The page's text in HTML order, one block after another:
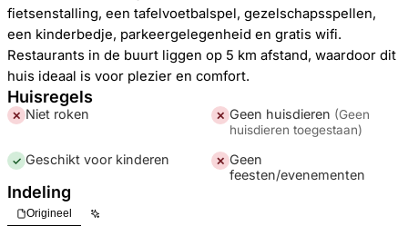
fietsenstalling, een tafelvoetbalspel, gezelschapsspellen,
een kinderbedje, parkeergelegenheid en gratis wifi.
Restaurants in de buurt liggen op 5 km afstand, waardoor dit
huis ideaal is voor plezier en comfort.
Huisregels
✕ Niet roken ✕ Geen huisdieren (Geen
huisdieren toegestaan)
✓ Geschikt voor kinderen ✕ Geen
feesten/evenementen
Indeling
Origineel